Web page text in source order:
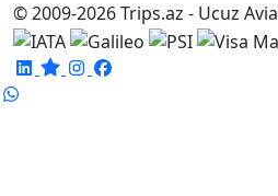
© 2009-2026 Trips.az - Ucuz